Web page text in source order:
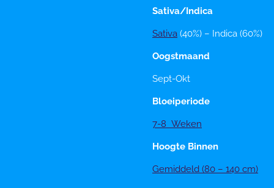
Sativa/Indica
Sativa (40%) – Indica (60%)
Oogstmaand
Sept-Okt
Bloeiperiode
7-8 Weken
Hoogte Binnen
Gemiddeld (80 – 140 cm)